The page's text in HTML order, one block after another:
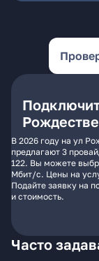
В 2026 году на ул
предлагают 3
122. Вы можете
Мбит/с. Цены на
Подайте заявку на
и стоимость.
Часто